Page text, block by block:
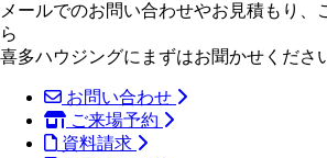
メールでのお問い合わせやお見積もり、
ら
喜多ハウジングにまずはお聞かせくださ
お問い合わせ
ご来場予約
資料請求